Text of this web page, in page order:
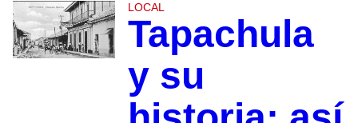
LOCAL
Tapachula
y su